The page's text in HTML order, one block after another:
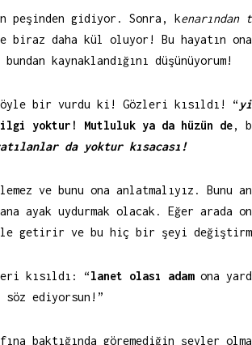
peşinden gidiyor. Sonra, k
biraz daha kül oluyor! Bu hayatın
kaynaklandığını düşünüyorum!
bir vurdu ki! Gözleri kısıldı! “
yoktur! Mutluluk ya da hüzün de,
da yoktur kısacası!
ve bunu ona anlatmalıyız. Bunu
ayak uydurmak olacak. Eğer arada
hale getirir ve bu hiç bir şeyi
kısıldı: “lanet olası adamona
ediyorsun!”
baktığında göremediğin şeyler